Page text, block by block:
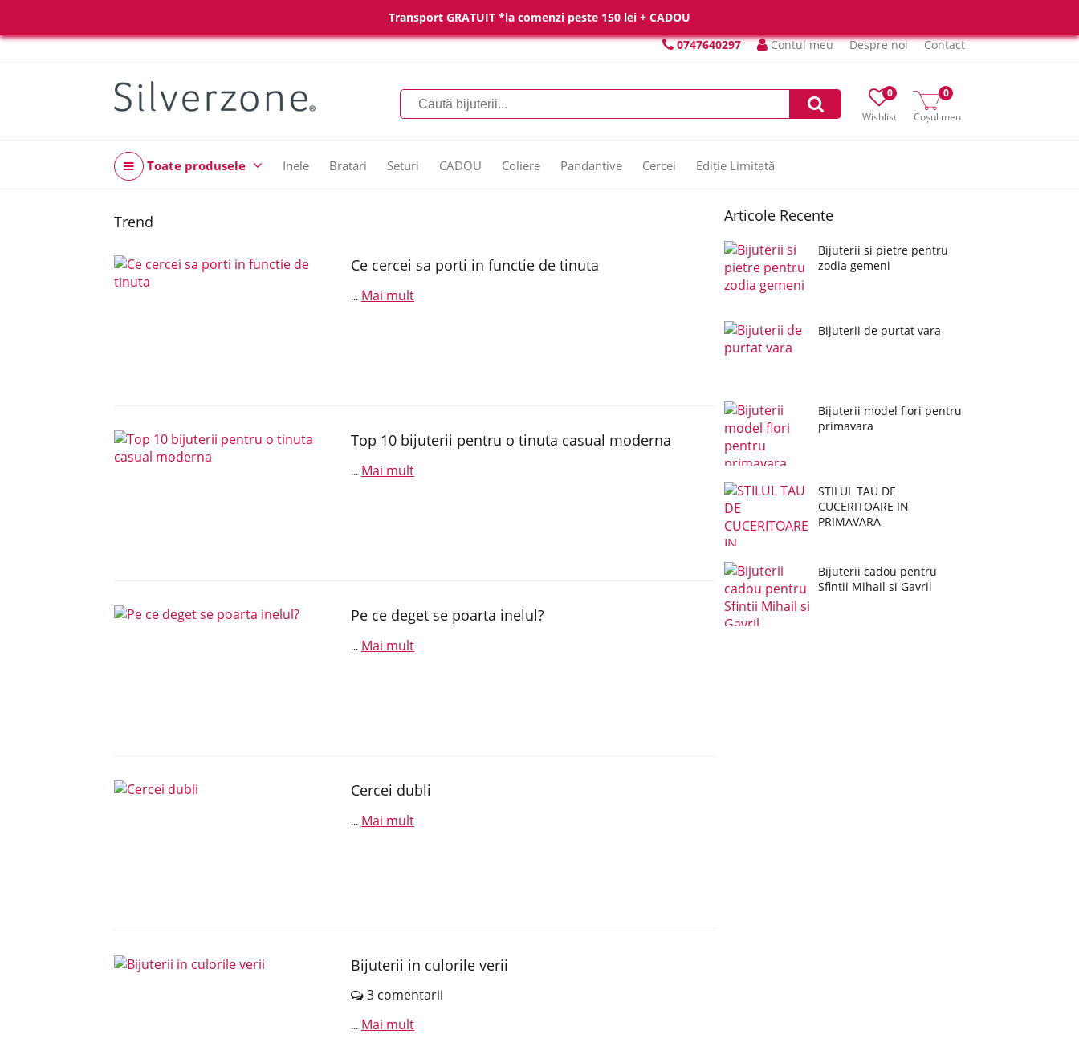
Transport GRATUIT *la comenzi peste 150 lei + CADOU
0747640297
Contul meu Despre noi Contact
Wishlist
0
Coșul meu
0
Toate produsele Inele Bratari Seturi CADOU Coliere Pandantive Cercei Ediție Limitată
Trend
Ce cercei sa porti in functie de tinuta
... Mai mult
Top 10 bijuterii pentru o tinuta casual moderna
... Mai mult
Pe ce deget se poarta inelul?
... Mai mult
Cercei dubli
... Mai mult
Bijuterii in culorile verii
3 comentarii
... Mai mult
Articole Recente
Bijuterii si pietre pentru
zodia gemeni
Bijuterii de purtat vara
Bijuterii model flori pentru
primavara
STILUL TAU DE
CUCERITOARE IN
PRIMAVARA
Bijuterii cadou pentru
Sfintii Mihail si Gavril